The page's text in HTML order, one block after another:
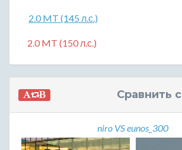
2.0 MT (145 л.с.)
2.0 MT (150 л.с.)
Сравнить с
niro VS eunos_300